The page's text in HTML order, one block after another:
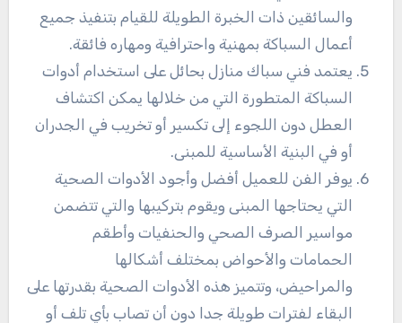
والسائقين ذات الخبرة الطويلة للقيام بتنفيذ جميع
أعمال السباكة بمهنية واحترافية ومهاره فائقة.
يعتمد فني سباك منازل بحائل على استخدام أدوات
السباكة المتطورة التي من خلالها يمكن اكتشاف
العطل دون اللجوء إلى تكسير أو تخريب في الجدران
أو في البنية الأساسية للمبنى.
يوفر الفن للعميل أفضل وأجود الأدوات الصحية
التي يحتاجها المبنى ويقوم بتركيبها والتي تتضمن
مواسير الصرف الصحي والحنفيات وأطقم
الحمامات والأحواض بمختلف أشكالها
والمراحيض، وتتميز هذه الأدوات الصحية بقدرتها على
البقاء لفترات طويلة جدا دون أن تصاب بأي تلف أو